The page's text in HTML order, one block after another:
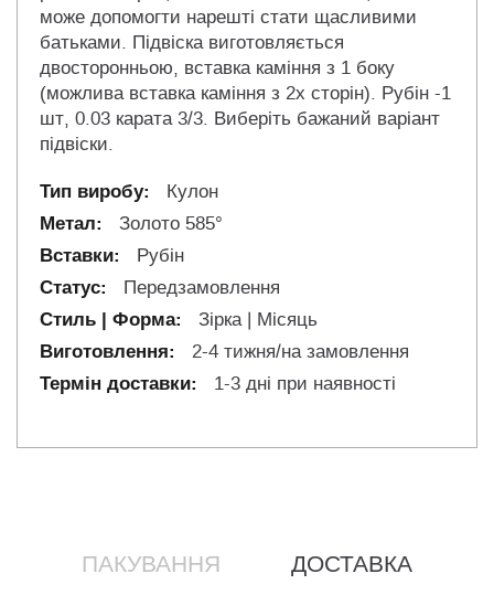
може допомогти нарешті стати щасливими
батьками. Підвіска виготовляється
двосторонньою, вставка каміння з 1 боку
(можлива вставка каміння з 2х сторін). Рубін -1
шт, 0.03 карата 3/3. Виберіть бажаний варіант
підвіски.
Кулон
Золото 585°
Рубін
Передзамовлення
Зірка | Місяць
2-4 тижня/на замовлення
1-3 дні при наявності
ПАКУВАННЯ ДОСТАВКА